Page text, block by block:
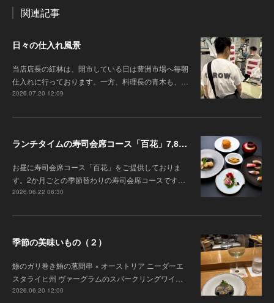
関連記事
日々の仕入れ風景
当店店長の紅林は、開市している日は豊洲市場へ毎朝
仕入れに行っております。一方、料理長の青木も、…
2026.07.20 12:09
ランチタイムの寿司会席コース「百花」7,8月の内容のご案内
お昼に寿司会席コース「百花」をご提供しておりま
す。2か月ごとの季節替わりの寿司会席コースです…
2026.06.22 06:30
季節の美味いもの（２）
鯵のガリ巻き鮪の葱間串 × オーストリア ニーダーエ
スタライヒ州 ヴァーグラムのスパークリングワイ…
2026.06.20 12:00